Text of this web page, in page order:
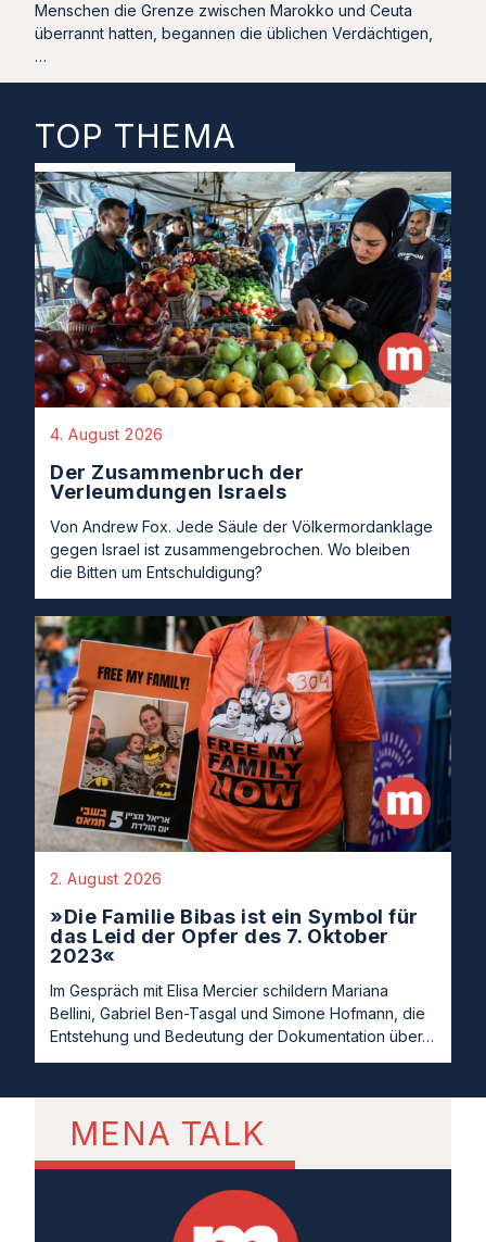
Menschen die Grenze zwischen Marokko und Ceuta
überrannt hatten, begannen die üblichen Verdächtigen,
…
TOP THEMA
4. August 2026
Der Zusammenbruch der
Verleumdungen Israels
Von Andrew Fox. Jede Säule der Völkermordanklage
gegen Israel ist zusammengebrochen. Wo bleiben
die Bitten um Entschuldigung?
2. August 2026
»Die Familie Bibas ist ein Symbol für
das Leid der Opfer des 7. Oktober
2023«
Im Gespräch mit Elisa Mercier schildern Mariana
Bellini, Gabriel Ben-Tasgal und Simone Hofmann, die
Entstehung und Bedeutung der Dokumentation über…
MENA TALK